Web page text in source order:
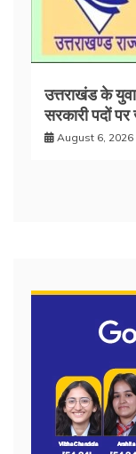
उत्तराखंड के
सरकारी पदों
August 6, 2026